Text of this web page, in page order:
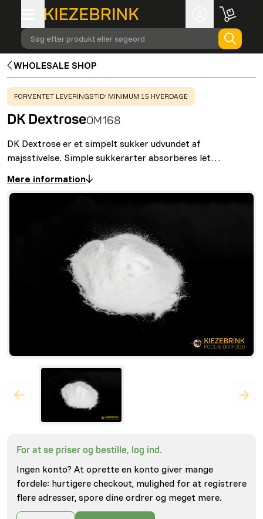
Søg efter produkt eller søgeord
WHOLESALE SHOP
WARNING:
FORVENTET LEVERINGSTID: MINIMUM 15 HVERDAGE
DK DextroseOM168
DK Dextrose er et simpelt sukker udvundet af
majsstivelse. Simple sukkerarter absorberes let…
Mere information
For at se priser og bestille, log ind.
Ingen konto? At oprette en konto giver mange
fordele: hurtigere checkout, mulighed for at registrere
flere adresser, spore dine ordrer og meget mere.